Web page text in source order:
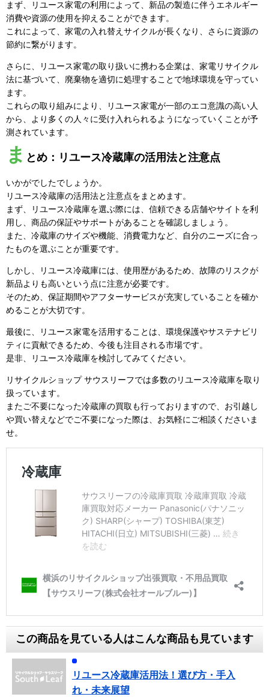
まず、リユース家電の利用によって、新品の製造に伴うエネルギー
消費や資源の使用を抑えることができます。
これによって、家電の入れ替えサイクルが長くなり、さらに資源の
節約に繋がります。
さらに、リユース家電の取り扱いに携わる企業は、家電リサイクル
法に基づいて、廃棄物を適切に処理することで地球環境を守ってい
ます。
これらの取り組みにより、リユース家電が一部のエコ意識の高い人
から、より多くの人々に受け入れられるようになっていくことが予
測されています。
ま とめ：リユース冷蔵庫の活用法と注意点
いかがでしたでしょうか。
リユース冷蔵庫の活用法と注意点をまとめます。
まず、リユース冷蔵庫を選ぶ際には、信頼できる店舗やサイトを利
用し、商品の保証やサポートがあることを確認しましょう。
また、冷蔵庫のサイズや機能、消費電力など、自分のニーズに合っ
たものを選ぶことが重要です。
しかし、リユース冷蔵庫には、使用歴があるため、故障のリスクが
新品よりも高いという点に注意が必要です。
そのため、保証期間やアフターサービスが充実していることを確か
めることが大切です。
最後に、リユース家電を活用することは、環境保護やサステナビリ
ティに貢献できるため、今後も注目される市場です。
是非、リユース冷蔵庫を検討してみてください。
リサイクルショップ サウスリーフでは多数のリユース冷蔵庫を取り
扱っています。
またご不要になった冷蔵庫の買取も行っておりますので、お引越し
や買い替えなどでご不要になった際は、お気軽にご相談くださいま
せ。
この商品を見ている人はこんな商品も見ています
リユース冷蔵庫活用法！選び方・手入
れ・未来展望